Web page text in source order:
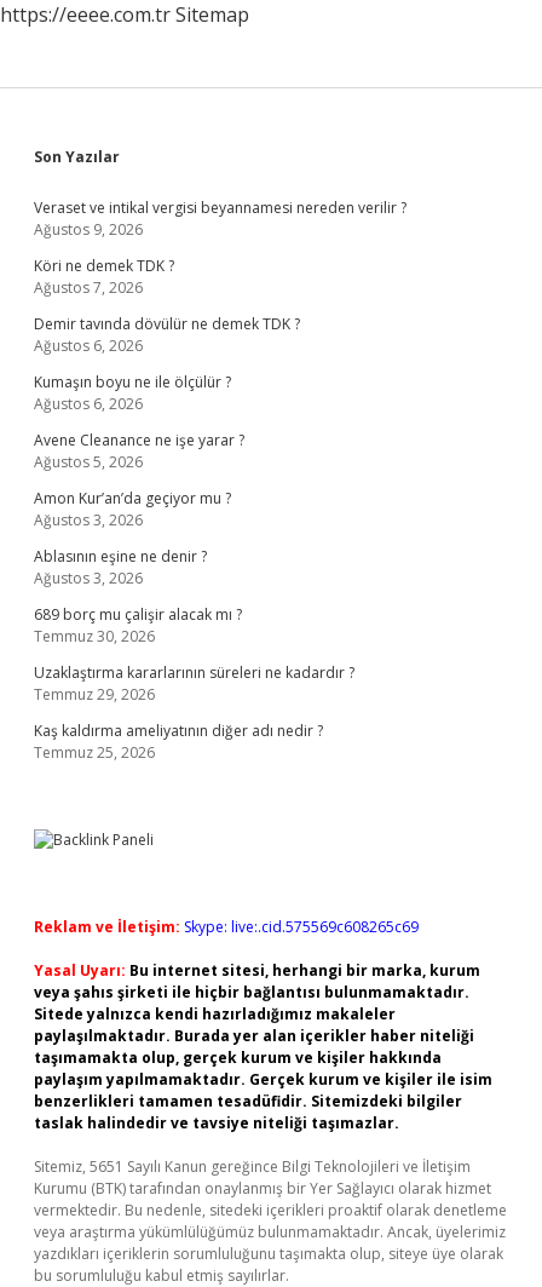
https://eeee.com.trSitemap
Sidebar
Son Yazılar
Veraset ve intikal vergisi beyannamesi nereden verilir ?
Ağustos 9, 2026
Köri ne demek TDK ?
Ağustos 7, 2026
Demir tavında dövülür ne demek TDK ?
Ağustos 6, 2026
Kumaşın boyu ne ile ölçülür ?
Ağustos 6, 2026
Avene Cleanance ne işe yarar ?
Ağustos 5, 2026
Amon Kur’an’da geçiyor mu ?
Ağustos 3, 2026
Ablasının eşine ne denir ?
Ağustos 3, 2026
689 borç mu çalişir alacak mı ?
Temmuz 30, 2026
Uzaklaştırma kararlarının süreleri ne kadardır ?
Temmuz 29, 2026
Kaş kaldırma ameliyatının diğer adı nedir ?
Temmuz 25, 2026
Reklam ve İletişim: Skype: live:.cid.575569c608265c69
Yasal Uyarı: Bu internet sitesi, herhangi bir marka, kurum
veya şahıs şirketi ile hiçbir bağlantısı bulunmamaktadır.
Sitede yalnızca kendi hazırladığımız makaleler
paylaşılmaktadır. Burada yer alan içerikler haber niteliği
taşımamakta olup, gerçek kurum ve kişiler hakkında
paylaşım yapılmamaktadır. Gerçek kurum ve kişiler ile isim
benzerlikleri tamamen tesadüfidir. Sitemizdeki bilgiler
taslak halindedir ve tavsiye niteliği taşımazlar.
Sitemiz, 5651 Sayılı Kanun gereğince Bilgi Teknolojileri ve İletişim
Kurumu (BTK) tarafından onaylanmış bir Yer Sağlayıcı olarak hizmet
vermektedir. Bu nedenle, sitedeki içerikleri proaktif olarak denetleme
veya araştırma yükümlülüğümüz bulunmamaktadır. Ancak, üyelerimiz
yazdıkları içeriklerin sorumluluğunu taşımakta olup, siteye üye olarak
bu sorumluluğu kabul etmiş sayılırlar.